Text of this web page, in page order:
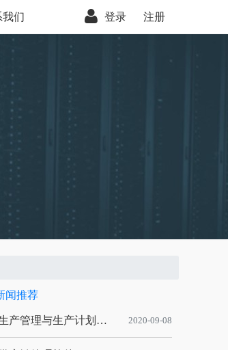
我们 登录 注册
闻推荐
生产管理与生产计划的目标 2020-09-08